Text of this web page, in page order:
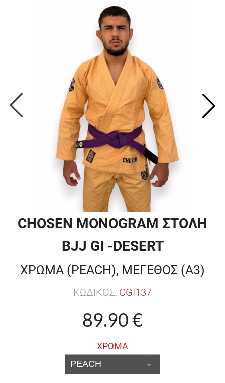
CHOSEN MONOGRAM ΣΤΟΛΗ
BJJ GI -DESERT
ΧΡΩΜΑ (PEACH), ΜΕΓΕΘΟΣ (A3)
ΚΩΔΙΚΟΣ: CGI137
89.90 €
ΧΡΩΜΑ